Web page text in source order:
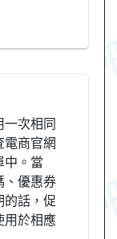
次相同
電商官網
中。當
、優惠券
的話，促
用於相應